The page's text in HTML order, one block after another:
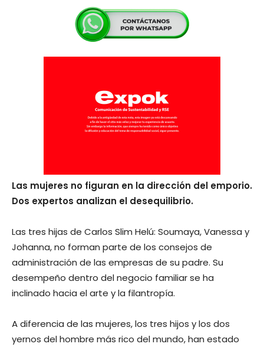
Las mujeres no figuran en la dirección del emporio.
Dos expertos analizan el desequilibrio.
Las tres hijas de Carlos Slim Helú: Soumaya, Vanessa y
Johanna, no forman parte de los consejos de
administración de las empresas de su padre. Su
desempeño dentro del negocio familiar se ha
inclinado hacia el arte y la filantropía.
A diferencia de las mujeres, los tres hijos y los dos
yernos del hombre más rico del mundo, han estado